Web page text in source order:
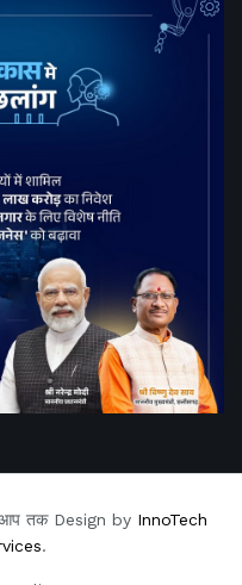
तक Design by InnoTech
.